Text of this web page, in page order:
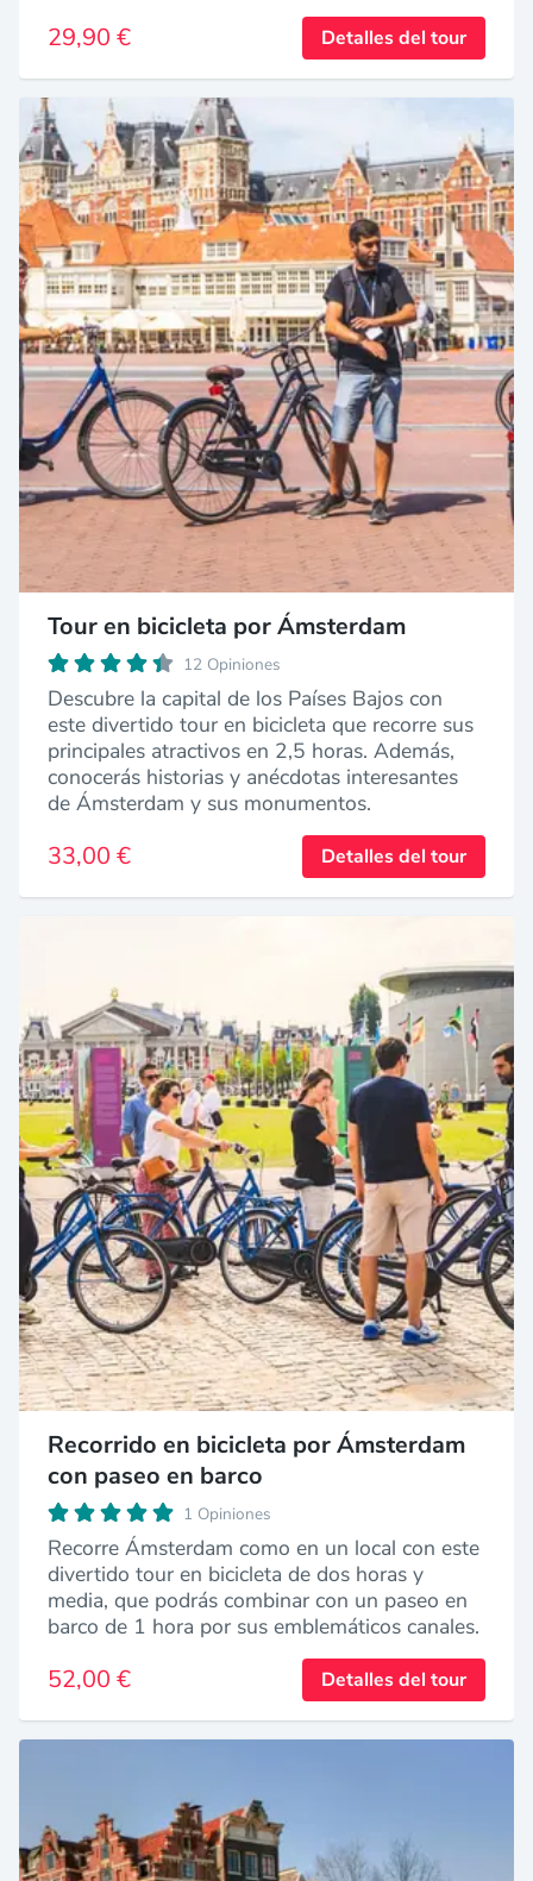
29,90 € Detalles del tour
Tour en bicicleta por Ámsterdam
12 Opiniones
Descubre la capital de los Países Bajos con
este divertido tour en bicicleta que recorre sus
principales atractivos en 2,5 horas. Además,
conocerás historias y anécdotas interesantes
de Ámsterdam y sus monumentos.
33,00 € Detalles del tour
Recorrido en bicicleta por Ámsterdam
con paseo en barco
1 Opiniones
Recorre Ámsterdam como en un local con este
divertido tour en bicicleta de dos horas y
media, que podrás combinar con un paseo en
barco de 1 hora por sus emblemáticos canales.
52,00 € Detalles del tour